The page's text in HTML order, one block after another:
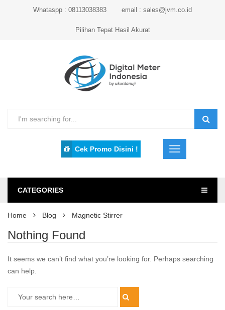
Whataspp : 08113038383 email : sales@jvm.co.id
Pilihan Tepat Hasil Akurat
Cek Promo Disini !
CATEGORIES
Home Blog Magnetic Stirrer
Nothing Found
It seems we can’t find what you’re looking for. Perhaps searching
can help.